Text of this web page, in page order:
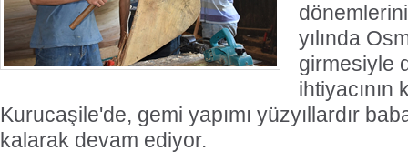
yılında
girmesiyle
ihtiyacının
Kurucaşile'de, gemi yapımı yüzyıllardır
kalarak devam ediyor.